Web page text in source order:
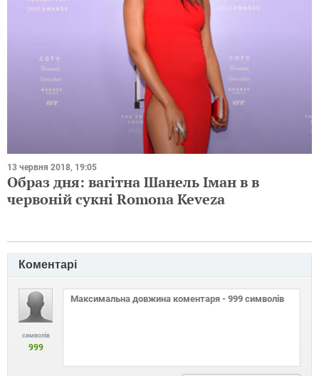
13 червня 2018, 19:05
Образ дня: вагітна Шанель Іман в в
червоній сукні Romona Keveza
Коментарі
символів
999